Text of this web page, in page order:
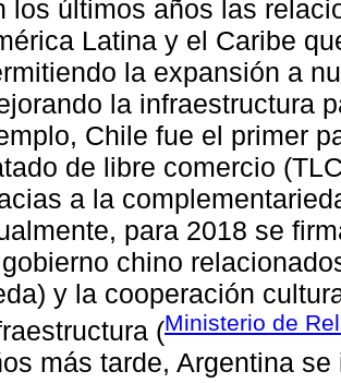
los últimos años las
Latina y el Caribe
la expansión a
la infraestructura
Chile fue el primer
de libre comercio
a la
para 2018 se
chino
y la cooperación
(Ministerio de
más tarde, Argentina